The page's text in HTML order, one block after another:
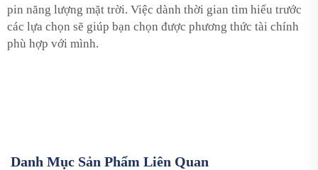
pin năng lượng mặt trời. Việc dành thời gian tìm hiểu trước
các lựa chọn sẽ giúp bạn chọn được phương thức tài chính
phù hợp với mình.
Danh Mục Sản Phẩm Liên Quan